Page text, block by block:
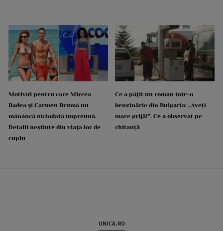
Motivul pentru care Mircea
Badea și Carmen Brumă nu
mănâncă niciodată împreună.
Detalii neștiute din viața lor de
cuplu
Ce a pățit un român într-o
benzinărie din Bulgaria: „Aveți
mare grijă!”. Ce a observat pe
chitanță
UNICA.RO